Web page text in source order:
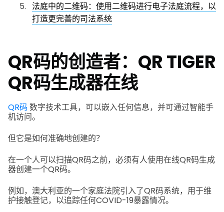
法庭中的二维码：使用二维码进行电子法庭流程，以
打造更完善的司法系统
QR码的创造者：QR TIGER
QR码生成器在线
QR码 数字技术工具，可以嵌入任何信息，并可通过智能手
机访问。
但它是如何准确地创建的？
在一个人可以扫描QR码之前，必须有人使用在线QR码生成
器创建一个QR码。
例如，澳大利亚的一个家庭法院引入了QR码系统，用于维
护接触登记，以追踪任何COVID-19暴露情况。